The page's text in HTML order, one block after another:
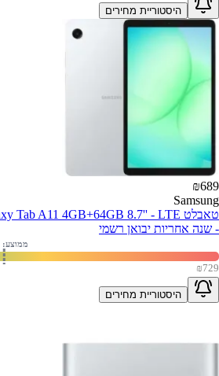
היסטוריית מחירים
₪689
Samsung
- שנה אחריות יבואן רשמי
₪729
ממוצע: ₪
היסטוריית מחירים